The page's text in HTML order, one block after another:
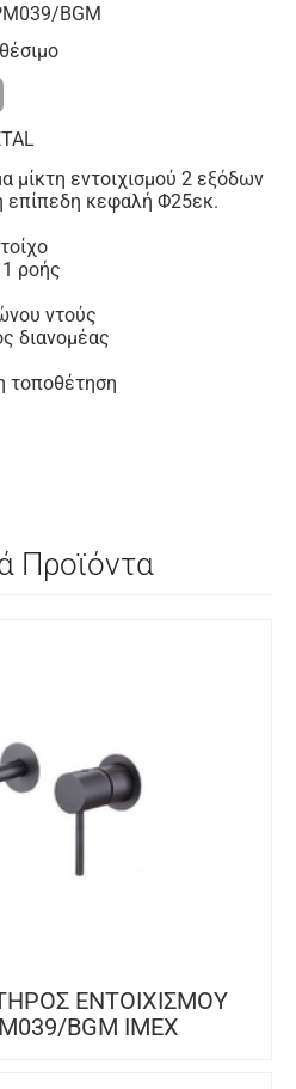
BGM
μίκτη εντοιχισμού 2 εξόδων
επίπεδη κεφαλή Φ25εκ.
ροής
ντούς
διανομέας
τοποθέτηση
Προϊόντα
ΕΝΤΟΙΧΙΣΜΟΥ
BGM ΙΜΕΧ